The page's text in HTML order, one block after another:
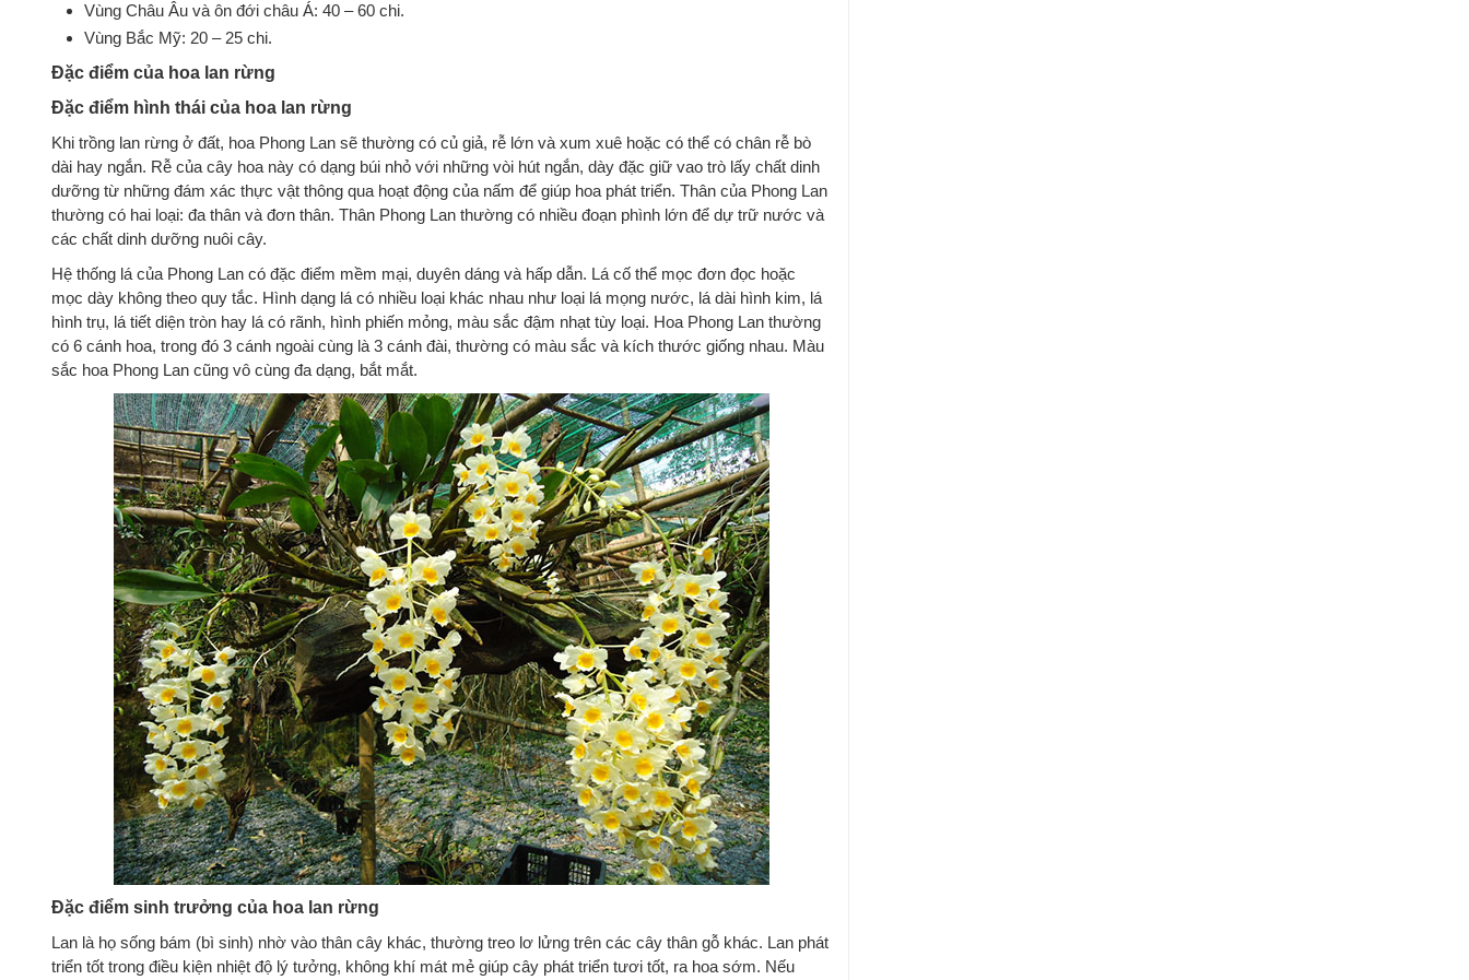
Vùng Châu Âu và ôn đới châu Á: 40 – 60 chi.
Vùng Bắc Mỹ: 20 – 25 chi.
Đặc điểm của hoa lan rừng
Đặc điểm hình thái của hoa lan rừng
Khi trồng lan rừng ở đất, hoa Phong Lan sẽ thường có củ giả, rễ lớn và xum xuê hoặc có thể có chân rễ bò
dài hay ngắn. Rễ của cây hoa này có dạng búi nhỏ với những vòi hút ngắn, dày đặc giữ vao trò lấy chất dinh
dưỡng từ những đám xác thực vật thông qua hoạt động của nấm để giúp hoa phát triển. Thân của Phong Lan
thường có hai loại: đa thân và đơn thân. Thân Phong Lan thường có nhiều đoạn phình lớn để dự trữ nước và
các chất dinh dưỡng nuôi cây.
Hệ thống lá của Phong Lan có đặc điểm mềm mại, duyên dáng và hấp dẫn. Lá cố thể mọc đơn đọc hoặc
mọc dày không theo quy tắc. Hình dạng lá có nhiều loại khác nhau như loại lá mọng nước, lá dài hình kim, lá
hình trụ, lá tiết diện tròn hay lá có rãnh, hình phiến mỏng, màu sắc đậm nhạt tùy loại. Hoa Phong Lan thường
có 6 cánh hoa, trong đó 3 cánh ngoài cùng là 3 cánh đài, thường có màu sắc và kích thước giống nhau. Màu
sắc hoa Phong Lan cũng vô cùng đa dạng, bắt mắt.
Đặc điểm sinh trưởng của hoa lan rừng
Lan là họ sống bám (bì sinh) nhờ vào thân cây khác, thường treo lơ lửng trên các cây thân gỗ khác. Lan phát
triển tốt trong điều kiện nhiệt độ lý tưởng, không khí mát mẻ giúp cây phát triển tươi tốt, ra hoa sớm. Nếu